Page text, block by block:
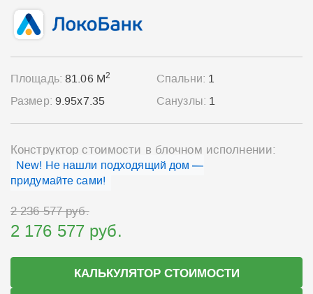
Площадь:81.06 М2
Размер: 9.95x7.35
Спальни: 1
Санузлы: 1
Конструктор стоимости в блочном исполнении:
New! Не нашли подходящий дом —
придумайте сами!
2 236 577 руб.
2 176 577 руб.
КАЛЬКУЛЯТОР СТОИМОСТИ